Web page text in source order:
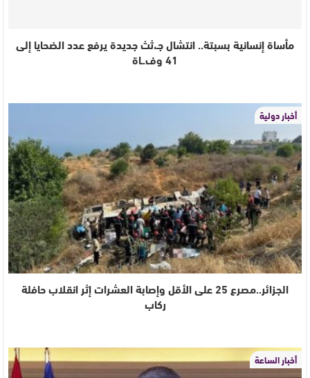
مأساة إنسانية بسبتة.. انتشال جـ،ثث جديدة يرفع عدد الضحايا إلى
41 وف.ـاة
أخبار دولية
الجزائر..مصرع 25 على الأقل وإصابة العشرات إثر انقلاب حافلة
ركاب
أخبار الساعة